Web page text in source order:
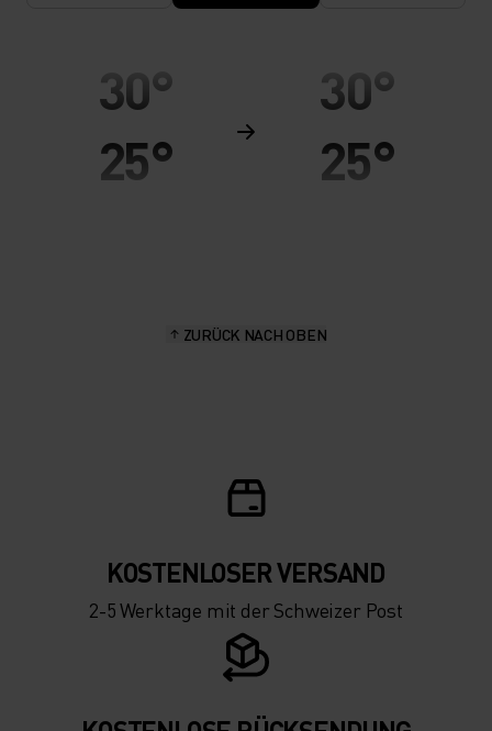
30°
25°
-5°
30°
25°
-5°
ZURÜCK NACH OBEN
KOSTENLOSER VERSAND
2-5 Werktage mit der Schweizer Post